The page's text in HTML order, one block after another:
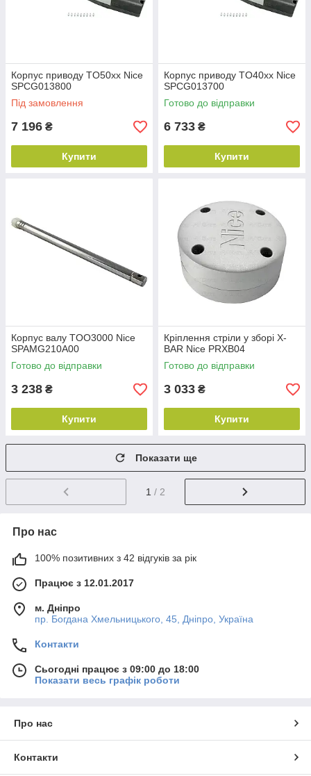
Корпус приводу TO50xx Nice
SPCG013800
Під замовлення
7 196 ₴
Купити
Корпус приводу TO40xx Nice
SPCG013700
Готово до відправки
6 733 ₴
Купити
Корпус валу TOO3000 Nice
SPAMG210A00
Готово до відправки
3 238 ₴
Купити
Кріплення стріли у зборі X-
BAR Nice PRXB04
Готово до відправки
3 033 ₴
Купити
Показати ще
1 / 2
Про нас
100% позитивних з 42 відгуків за рік
Працює з 12.01.2017
м. Дніпро
пр. Богдана Хмельницького, 45, Дніпро, Україна
Контакти
Сьогодні працює з 09:00 до 18:00
Показати весь графік роботи
Про нас
Контакти